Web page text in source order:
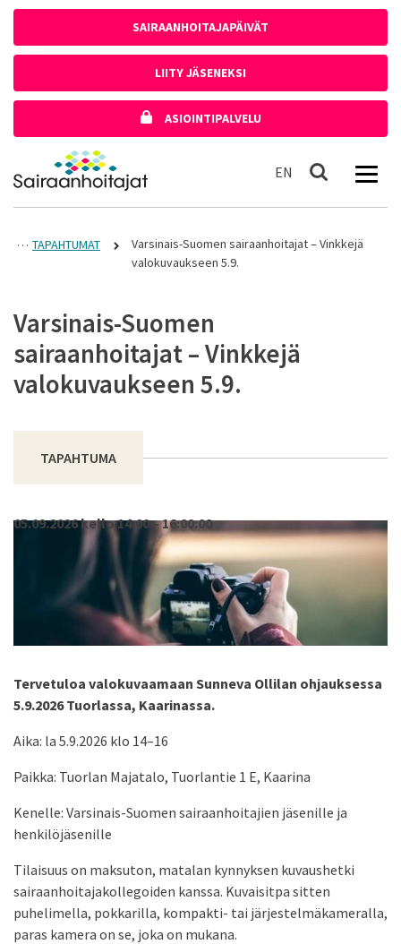
SAIRAANHOITAJAPÄIVÄT
LIITY JÄSENEKSI
ASIOINTIPALVELU
Etusivulle
EN In English
Haku
TAPAHTUMAT
Varsinais-Suomen sairaanhoitajat – Vinkkejä
valokuvaukseen 5.9.
Varsinais-Suomen
sairaanhoitajat – Vinkkejä
valokuvaukseen 5.9.
TAPAHTUMA
05.09.2026 kello 14:00 – 16:00:00
Tervetuloa valokuvaamaan Sunneva Ollilan ohjauksessa
5.9.2026 Tuorlassa, Kaarinassa.
Aika: la 5.9.2026 klo 14–16
Paikka: Tuorlan Majatalo, Tuorlantie 1 E, Kaarina
Kenelle: Varsinais-Suomen sairaanhoitajien jäsenille ja
henkilöjäsenille
Tilaisuus on maksuton, matalan kynnyksen kuvaushetki
sairaanhoitajakollegoiden kanssa. Kuvaisitpa sitten
puhelimella, pokkarilla, kompakti- tai järjestelmäkameralla,
paras kamera on se, joka on mukana.